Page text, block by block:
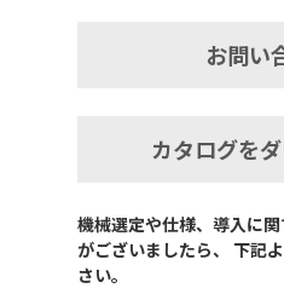
お問い
カタログを
機械選定や仕様、導入に
がございましたら、 下記
さい。